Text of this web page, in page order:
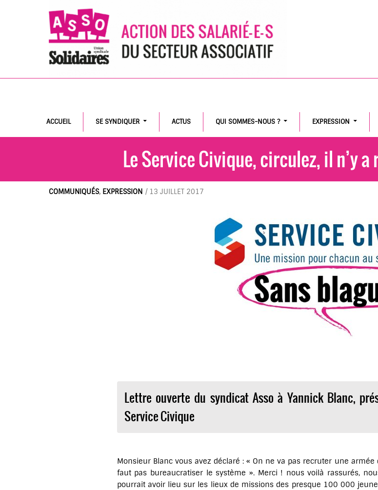
ACCUEIL SE SYNDIQUER ACTUS QUI SOMMES-NOUS ? EXPRESSION
Le Service Civique, circulez, il n’y
COMMUNIQUÉS, EXPRESSION / 13 JUILLET 2017
Lettre ouverte du syndicat Asso à Yannick Blanc,
Service Civique
Monsieur Blanc vous avez déclaré : « On ne va pas recruter une
faut pas bureaucratiser le système ». Merci ! nous voilà rassurés,
pourrait avoir lieu sur les lieux de missions des presque 100 000